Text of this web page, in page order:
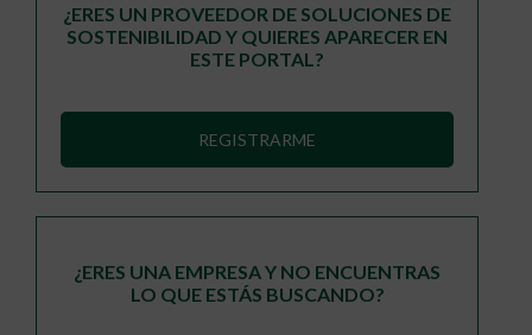
¿ERES UN PROVEEDOR DE SOLUCIONES DE
SOSTENIBILIDAD Y QUIERES APARECER EN
ESTE PORTAL?
REGISTRARME
¿ERES UNA EMPRESA Y NO ENCUENTRAS
LO QUE ESTÁS BUSCANDO?